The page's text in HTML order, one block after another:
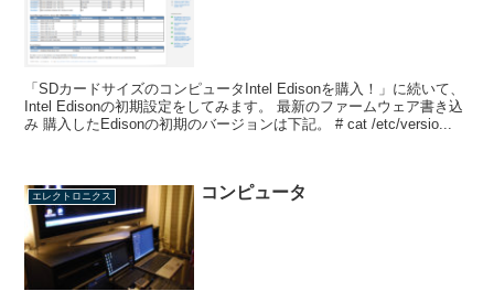
「SDカードサイズのコンピュータIntel Edisonを購入！」に続いて、
Intel Edisonの初期設定をしてみます。 最新のファームウェア書き込
み 購入したEdisonの初期のバージョンは下記。 # cat /etc/versio...
エレクトロニクス コンピュータ